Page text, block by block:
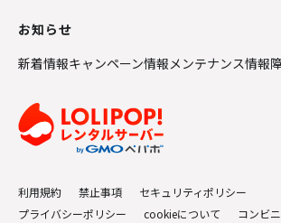
お知らせ
新着情報キャンペーン情報メンテナンス情報
利用規約 禁止事項
セキュリティポリシー
プライバシーポリシー
cookieについて コンビ